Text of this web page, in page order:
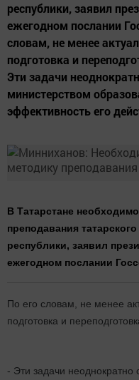
республики, заявил
ежегодном послании
словам, не менее
подготовка и
Эти задачи
министерством
эффективность его
В Татарстане
преподавания
республики, заявил
ежегодном послании
По его словам, не менее
подготовка и
- Эти задачи неоднократно